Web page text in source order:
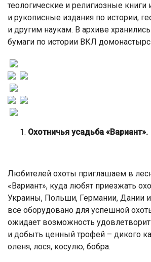
теологические и религиозные книги
и рукописные издания по истории,
и другим наукам. В архиве
бумаги по истории ВКЛ
Охотничья усадьба «Вариант».
Любителей охоты приглашаем в
«Вариант», куда любят приезжать
Украины, Польши, Германии, Дании
все оборудовано для успешной
ожидает возможность
и добыть ценный трофей – дикого
оленя, лося, косулю, бобра.